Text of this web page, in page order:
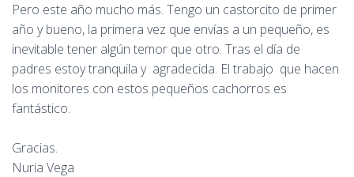
Pero este año mucho más. Tengo un castorcito de primer
año y bueno, la primera vez que envías a un pequeño, es
inevitable tener algún temor que otro. Tras el día de
padres estoy tranquila y agradecida. El trabajo que hacen
los monitores con estos pequeños cachorros es
fantástico.
Gracias.
Nuria Vega